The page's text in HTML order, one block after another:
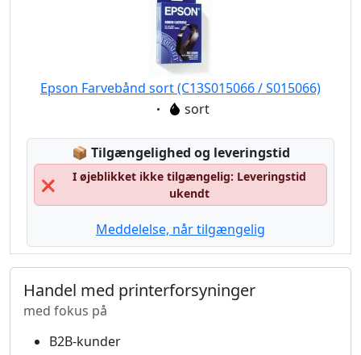
Epson Farvebånd sort (C13S015066 / S015066)
Eigenschaft:
sort
📦 Lagerstatus:
Tilgængelighed og leveringstid
❌
I øjeblikket ikke tilgængelig: Leveringstid
ukendt
Meddelelse, når tilgængelig
Handel med printerforsyninger
med fokus på
B2B-kunder